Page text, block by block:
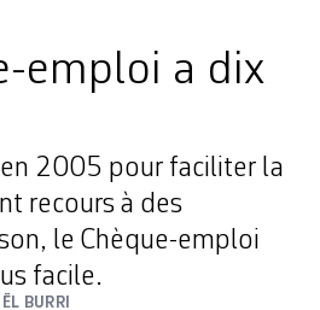
emploi a dix
en 2005 pour faciliter la
recours à des
le Chèque-emploi
facile.
BURRI